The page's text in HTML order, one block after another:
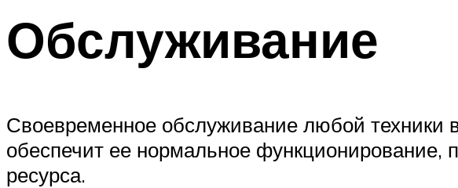
Обслуживание
Своевременное обслуживание любой техники
обеспечит ее нормальное функционирование,
ресурса.